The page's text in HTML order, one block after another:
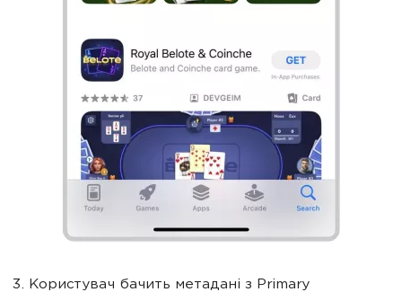
3. Користувач бачить метадані з Primary